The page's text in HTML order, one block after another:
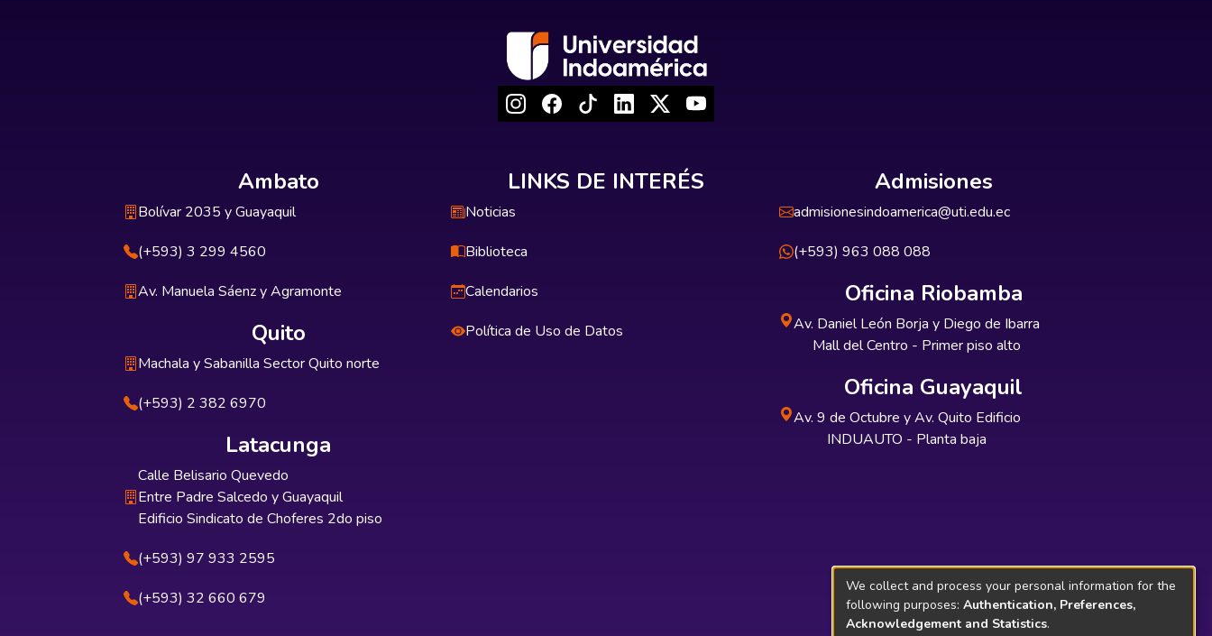
Ambato
Bolívar 2035 y Guayaquil
(+593) 3 299 4560
Av. Manuela Sáenz y Agramonte
Quito
Machala y Sabanilla Sector Quito norte
(+593) 2 382 6970
Latacunga
Calle Belisario Quevedo
Entre Padre Salcedo y Guayaquil
Edificio Sindicato de Choferes 2do piso
(+593) 97 933 2595
(+593) 32 660 679
LINKS DE INTERÉS
Noticias
Biblioteca
Calendarios
Política de Uso de Datos
Admisiones
admisionesindoamerica@uti.edu.ec
(+593) 963 088 088
Oficina Riobamba
Av. Daniel León Borja y Diego de Ibarra
Mall del Centro - Primer piso alto
Oficina Guayaquil
Av. 9 de Octubre y Av. Quito Edificio
INDUAUTO - Planta baja
We collect and process your personal information for the
following purposes: Authentication, Preferences,
Acknowledgement and Statistics.